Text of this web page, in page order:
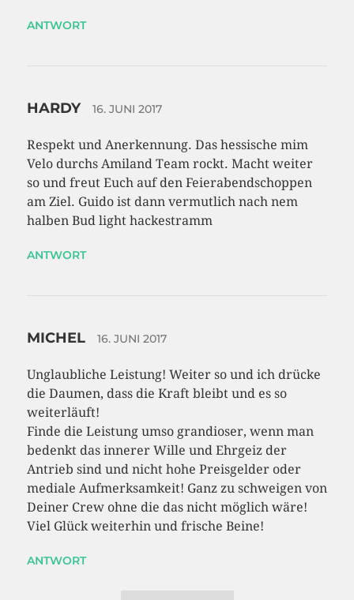
ANTWORT
HARDY 16. JUNI 2017
Respekt und Anerkennung. Das hessische mim
Velo durchs Amiland Team rockt. Macht weiter
so und freut Euch auf den Feierabendschoppen
am Ziel. Guido ist dann vermutlich nach nem
halben Bud light hackestramm
ANTWORT
MICHEL 16. JUNI 2017
Unglaubliche Leistung! Weiter so und ich drücke
die Daumen, dass die Kraft bleibt und es so
weiterläuft!
Finde die Leistung umso grandioser, wenn man
bedenkt das innerer Wille und Ehrgeiz der
Antrieb sind und nicht hohe Preisgelder oder
mediale Aufmerksamkeit! Ganz zu schweigen von
Deiner Crew ohne die das nicht möglich wäre!
Viel Glück weiterhin und frische Beine!
ANTWORT